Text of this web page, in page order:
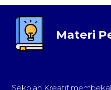
Materi
Sekolah Kreatif